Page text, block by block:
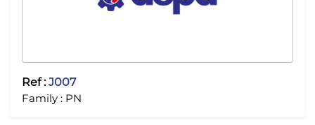
Ref :J007
Family : PN